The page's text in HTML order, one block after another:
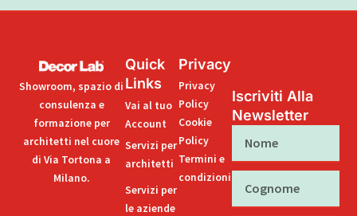
Showroom, spazio di
consulenza e
formazione per
architetti nel cuore
di Via Tortona a
Milano.
Quick
Links
Vai al tuo
Account
Servizi per
architetti
Servizi per
le aziende
Privacy
Privacy
Policy
Cookie
Policy
Termini e
condizioni
Iscriviti Alla
Newsletter